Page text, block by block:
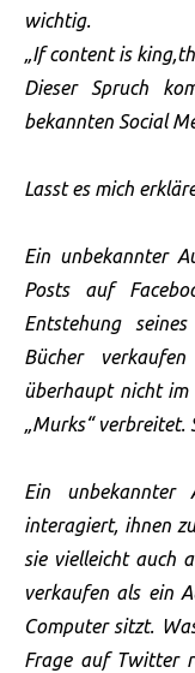
wichtig.
„If content is
Dieser Spruch
bekannten Social
Lasst es mich
Ein unbekannter
Posts auf
Entstehung
Bücher
überhaupt nicht
„Murks“ verbreitet.
Ein
interagiert, ihnen
sie vielleicht auch
verkaufen als ein
Computer sitzt.
Frage auf Twitter